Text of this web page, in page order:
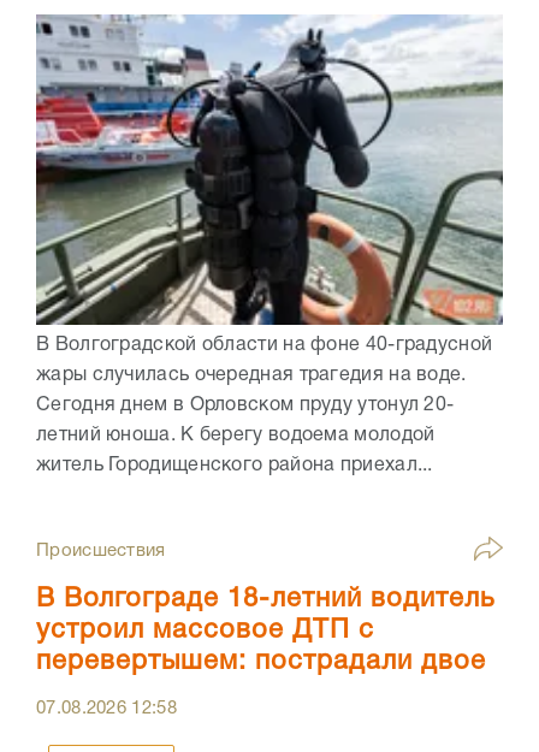
В Волгоградской области на фоне 40-градусной
жары случилась очередная трагедия на воде.
Сегодня днем в Орловском пруду утонул 20-
летний юноша. К берегу водоема молодой
житель Городищенского района приехал...
Происшествия
В Волгограде 18-летний водитель
устроил массовое ДТП с
перевертышем: пострадали двое
07.08.2026 12:58